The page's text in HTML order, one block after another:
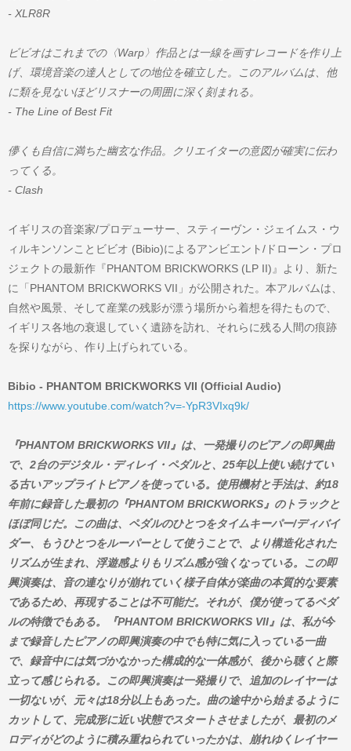
- XLR8R
ビビオはこれまでの〈Warp〉作品とは一線を画すレコードを作り上
げ、環境音楽の達人としての地位を確立した。このアルバムは、他
に類を見ないほどリスナーの周囲に深く刻まれる。
- The Line of Best Fit
儚くも自信に満ちた幽玄な作品。クリエイターの意図が確実に伝わ
ってくる。
- Clash
イギリスの音楽家/プロデューサー、スティーヴン・ジェイムス・ウ
ィルキンソンことビビオ (Bibio)によるアンビエント/ドローン・プロ
ジェクトの最新作『PHANTOM BRICKWORKS (LP II)』より、新た
に「PHANTOM BRICKWORKS VII」が公開された。本アルバムは、
自然や風景、そして産業の残影が漂う場所から着想を得たもので、
イギリス各地の衰退していく遺跡を訪れ、それらに残る人間の痕跡
を探りながら、作り上げられている。
Bibio - PHANTOM BRICKWORKS VII (Official Audio)
https://www.youtube.com/watch?v=-YpR3VIxq9k/
『PHANTOM BRICKWORKS VII』は、一発撮りのピアノの即興曲
で、2台のデジタル・ディレイ・ペダルと、25年以上使い続けてい
る古いアップライトピアノを使っている。使用機材と手法は、約18
年前に録音した最初の『PHANTOM BRICKWORKS』のトラックと
ほぼ同じだ。この曲は、ペダルのひとつをタイムキーパー/ディバイ
ダー、もうひとつをルーパーとして使うことで、より構造化された
リズムが生まれ、浮遊感よりもリズム感が強くなっている。この即
興演奏は、音の連なりが崩れていく様子自体が楽曲の本質的な要素
であるため、再現することは不可能だ。それが、僕が使ってるペダ
ルの特徴でもある。『PHANTOM BRICKWORKS VII』は、私が今
まで録音したピアノの即興演奏の中でも特に気に入っている一曲
で、録音中には気づかなかった構成的な一体感が、後から聴くと際
立って感じられる。この即興演奏は一発撮りで、追加のレイヤーは
一切ないが、元々は18分以上もあった。曲の途中から始まるように
カットして、完成形に近い状態でスタートさせましたが、最初のメ
ロディがどのように積み重ねられていったかは、崩れゆくレイヤー